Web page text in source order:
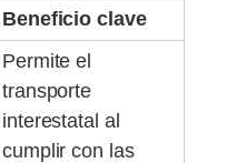
Beneficio clave
Permite el
transporte
interestatal al
cumplir con las